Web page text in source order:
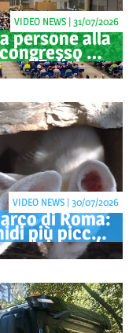
persone alla
dei
"Felici per
sempre"
VIDEO NEWS | 31/07/2026
di Roma:
più piccoli
del mondo
VIDEO NEWS | 30/07/2026